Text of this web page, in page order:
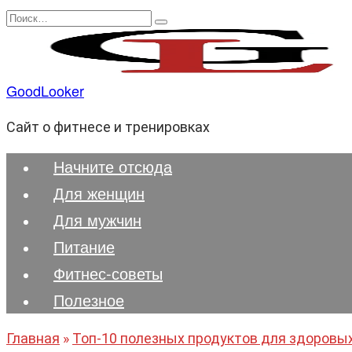
Перейти
содержанию
Search
GoodLooker
Сайт о фитнесе и тренировках
Начните отсюда
Для женщин
Для мужчин
Питание
Фитнес-советы
Полезноe
Главная » Топ-10 полезных продуктов для